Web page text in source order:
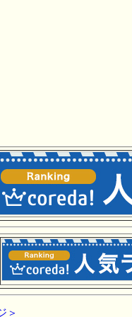
＞